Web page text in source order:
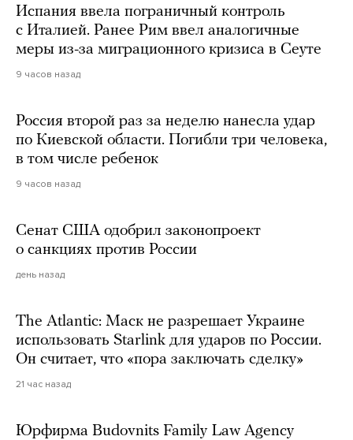
Испания ввела пограничный контроль
с Италией. Ранее Рим ввел аналогичные
меры из-за миграционного кризиса в Сеуте
9 часов назад
Россия второй раз за неделю нанесла удар
по Киевской области. Погибли три человека,
в том числе ребенок
9 часов назад
Сенат США одобрил законопроект
о санкциях против России
день назад
The Atlantic: Маск не разрешает Украине
использовать Starlink для ударов по России.
Он считает, что «пора заключать сделку»
21 час назад
Юрфирма Budovnits Family Law Agency